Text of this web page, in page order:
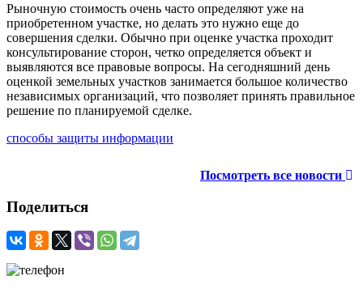
Рыночную стоимость очень часто определяют уже на
приобретенном участке, но делать это нужно еще до
совершения сделки. Обычно при оценке участка проходит
консультирование сторон, четко определяется объект и
выявляются все правовые вопросы. На сегодняшний день
оценкой земельных участков занимается большое количество
независимых организаций, что позволяет принять правильное
решение по планируемой сделке.
способы защиты информации
Посмотреть все новости
Поделиться